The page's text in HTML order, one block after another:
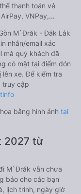
thanh toán vé
VNPay,…
M`Đrăk - Đắk Lắk
nhắn/email xác
mà quý khách đã
có mặt tại điểm đón
xe. Để kiểm tra
truy cập
bằng hình ảnh tại
2027 từ
M`Đrăk vẫn chưa
báo cho các bạn
lịch trình, ngày giờ